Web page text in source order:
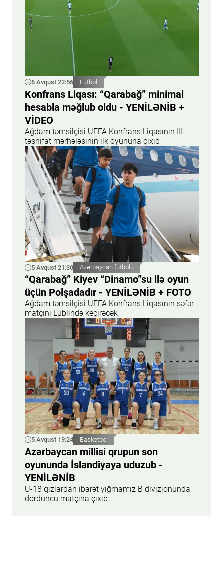
6 Avqust 22:56 Futbol
Konfrans Liqası: “Qarabağ” minimal
hesabla məğlub oldu - YENİLƏNİB +
VİDEO
Ağdam təmsilçisi UEFA Konfrans Liqasının III
təsnifat mərhələsinin ilk oyununa çıxıb
5 Avqust 21:30 Azərbaycan futbolu
“Qarabağ” Kiyev “Dinamo”su ilə oyun
üçün Polşadadır - YENİLƏNİB + FOTO
Ağdam təmsilçisi UEFA Konfrans Liqasının səfər
matçını Lublində keçirəcək
5 Avqust 19:24 Basketbol
Azərbaycan millisi qrupun son
oyununda İslandiyaya uduzub -
YENİLƏNİB
U-18 qızlardan ibarət yığmamız B divizionunda
dördüncü matçına çıxıb